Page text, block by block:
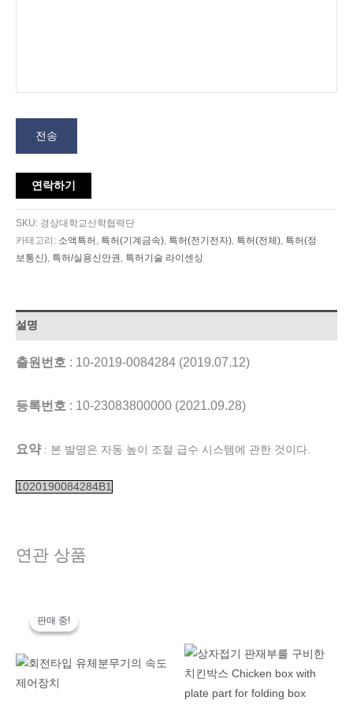
전송
연락하기
SKU: 경상대학교산학협력단
카테고리: 소액특허 , 특허(기계금속), 특허(전기전자), 특허(전체), 특허(정
보통신), 특허/실용신안권 , 특허기술 라이센싱
설명
출원번호 : 10-2019-0084284 (2019.07.12)
등록번호 : 10-23083800000 (2021.09.28)
요약 : 본 발명은 자동 높이 조절 급수 시스템에 관한 것이다.
1020190084284B1
연관 상품
판매 중!
판매 중!
원.
100,000,000
원.